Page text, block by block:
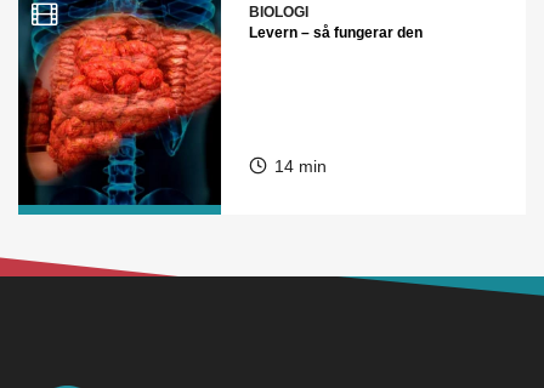
BIOLOGI
Levern – så fungerar den
14 min